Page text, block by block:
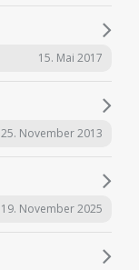
15. Mai 2017
25. November 2013
19. November 2025